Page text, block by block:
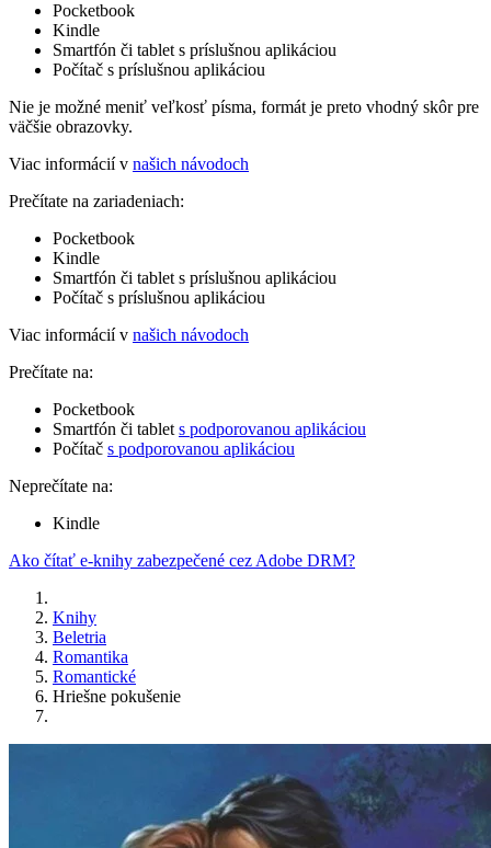
Pocketbook
Kindle
Smartfón či tablet s príslušnou aplikáciou
Počítač s príslušnou aplikáciou
Nie je možné meniť veľkosť písma, formát je preto vhodný skôr pre
väčšie obrazovky.
Viac informácií v našich návodoch
Prečítate na zariadeniach:
Pocketbook
Kindle
Smartfón či tablet s príslušnou aplikáciou
Počítač s príslušnou aplikáciou
Viac informácií v našich návodoch
Prečítate na:
Pocketbook
Smartfón či tablet s podporovanou aplikáciou
Počítač s podporovanou aplikáciou
Neprečítate na:
Kindle
Ako čítať e-knihy zabezpečené cez Adobe DRM?
Knihy
Beletria
Romantika
Romantické
Hriešne pokušenie